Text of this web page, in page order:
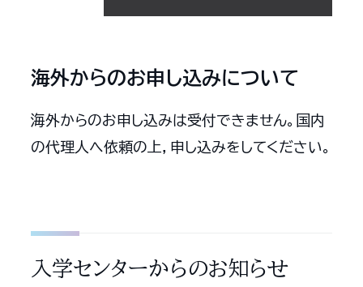
海外からのお申し込みについて
海外からのお申し込みは受付できません。国内
の代理人へ依頼の上，申し込みをしてください。
入学センターからのお知らせ